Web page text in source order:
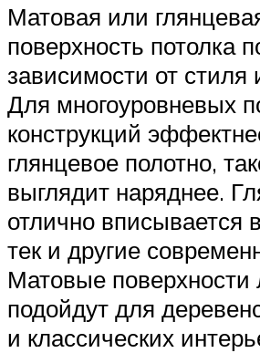
Матовая или
поверхность потолка
зависимости от стиля
Для многоуровневых
конструкций
глянцевое полотно,
выглядит наряднее.
отлично вписывается
тек и другие
Матовые
подойдут для
и классических